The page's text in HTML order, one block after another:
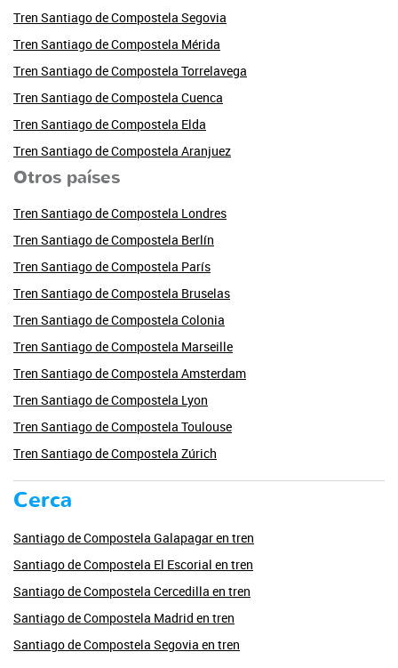
Tren Santiago de Compostela Segovia
Tren Santiago de Compostela Mérida
Tren Santiago de Compostela Torrelavega
Tren Santiago de Compostela Cuenca
Tren Santiago de Compostela Elda
Tren Santiago de Compostela Aranjuez
Otros países
Tren Santiago de Compostela Londres
Tren Santiago de Compostela Berlín
Tren Santiago de Compostela París
Tren Santiago de Compostela Bruselas
Tren Santiago de Compostela Colonia
Tren Santiago de Compostela Marseille
Tren Santiago de Compostela Amsterdam
Tren Santiago de Compostela Lyon
Tren Santiago de Compostela Toulouse
Tren Santiago de Compostela Zúrich
Cerca
Santiago de Compostela Galapagar en tren
Santiago de Compostela El Escorial en tren
Santiago de Compostela Cercedilla en tren
Santiago de Compostela Madrid en tren
Santiago de Compostela Segovia en tren